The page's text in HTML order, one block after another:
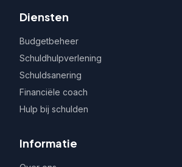
Diensten
Budgetbeheer
Schuldhulpverlening
Schuldsanering
Financiële coach
Hulp bij schulden
Informatie